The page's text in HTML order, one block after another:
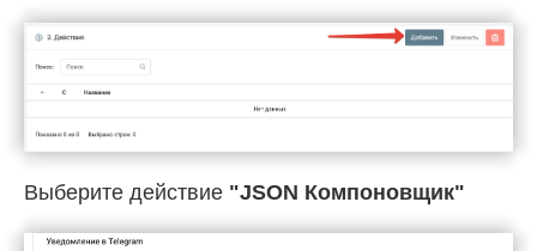
Выберите действие "JSON Компоновщик"